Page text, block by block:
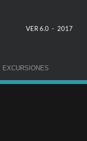
VER 6.0 - 2017
EXCURSIONES